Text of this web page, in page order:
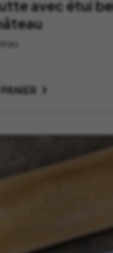
avec étui